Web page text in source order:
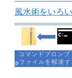
風水術をいろ